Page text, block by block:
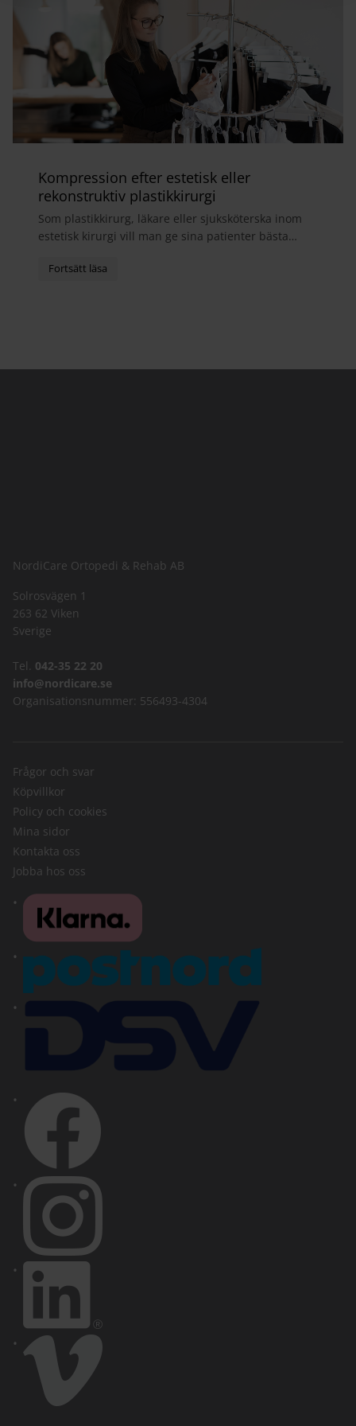
Kompression efter estetisk eller
rekonstruktiv plastikkirurgi
Som plastikkirurg, läkare eller sjuksköterska inom
estetisk kirurgi vill man ge sina patienter bästa
operatio...
NordiCare Ortopedi & Rehab AB
Solrosvägen 1
263 62 Viken
Sverige
Tel. 042-35 22 20
info@nordicare.se
Organisationsnummer: 556493-4304
Frågor och svar
Köpvillkor
Policy och cookies
Mina sidor
Kontakta oss
Jobba hos oss